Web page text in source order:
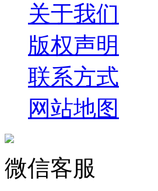
关于我们
版权声明
联系方式
网站地图
微信客服